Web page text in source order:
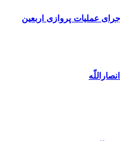
عملیات پروازی اربعین